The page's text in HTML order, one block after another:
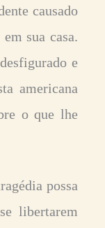
causado
sua casa.
e
americana
o que lhe
possa
libertarem